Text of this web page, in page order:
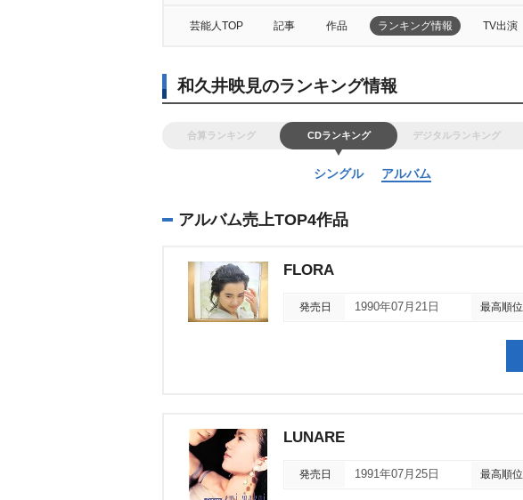
芸能人TOP 記事 作品 ランキング情報 TV出演
和久井映見のランキング情報
合算ランキング CDランキング デジタルランキング
シングル アルバム
アルバム売上TOP4作品
FLORA
発売日 1990年07月21日 最高順位
LUNARE
発売日 1991年07月25日 最高順位